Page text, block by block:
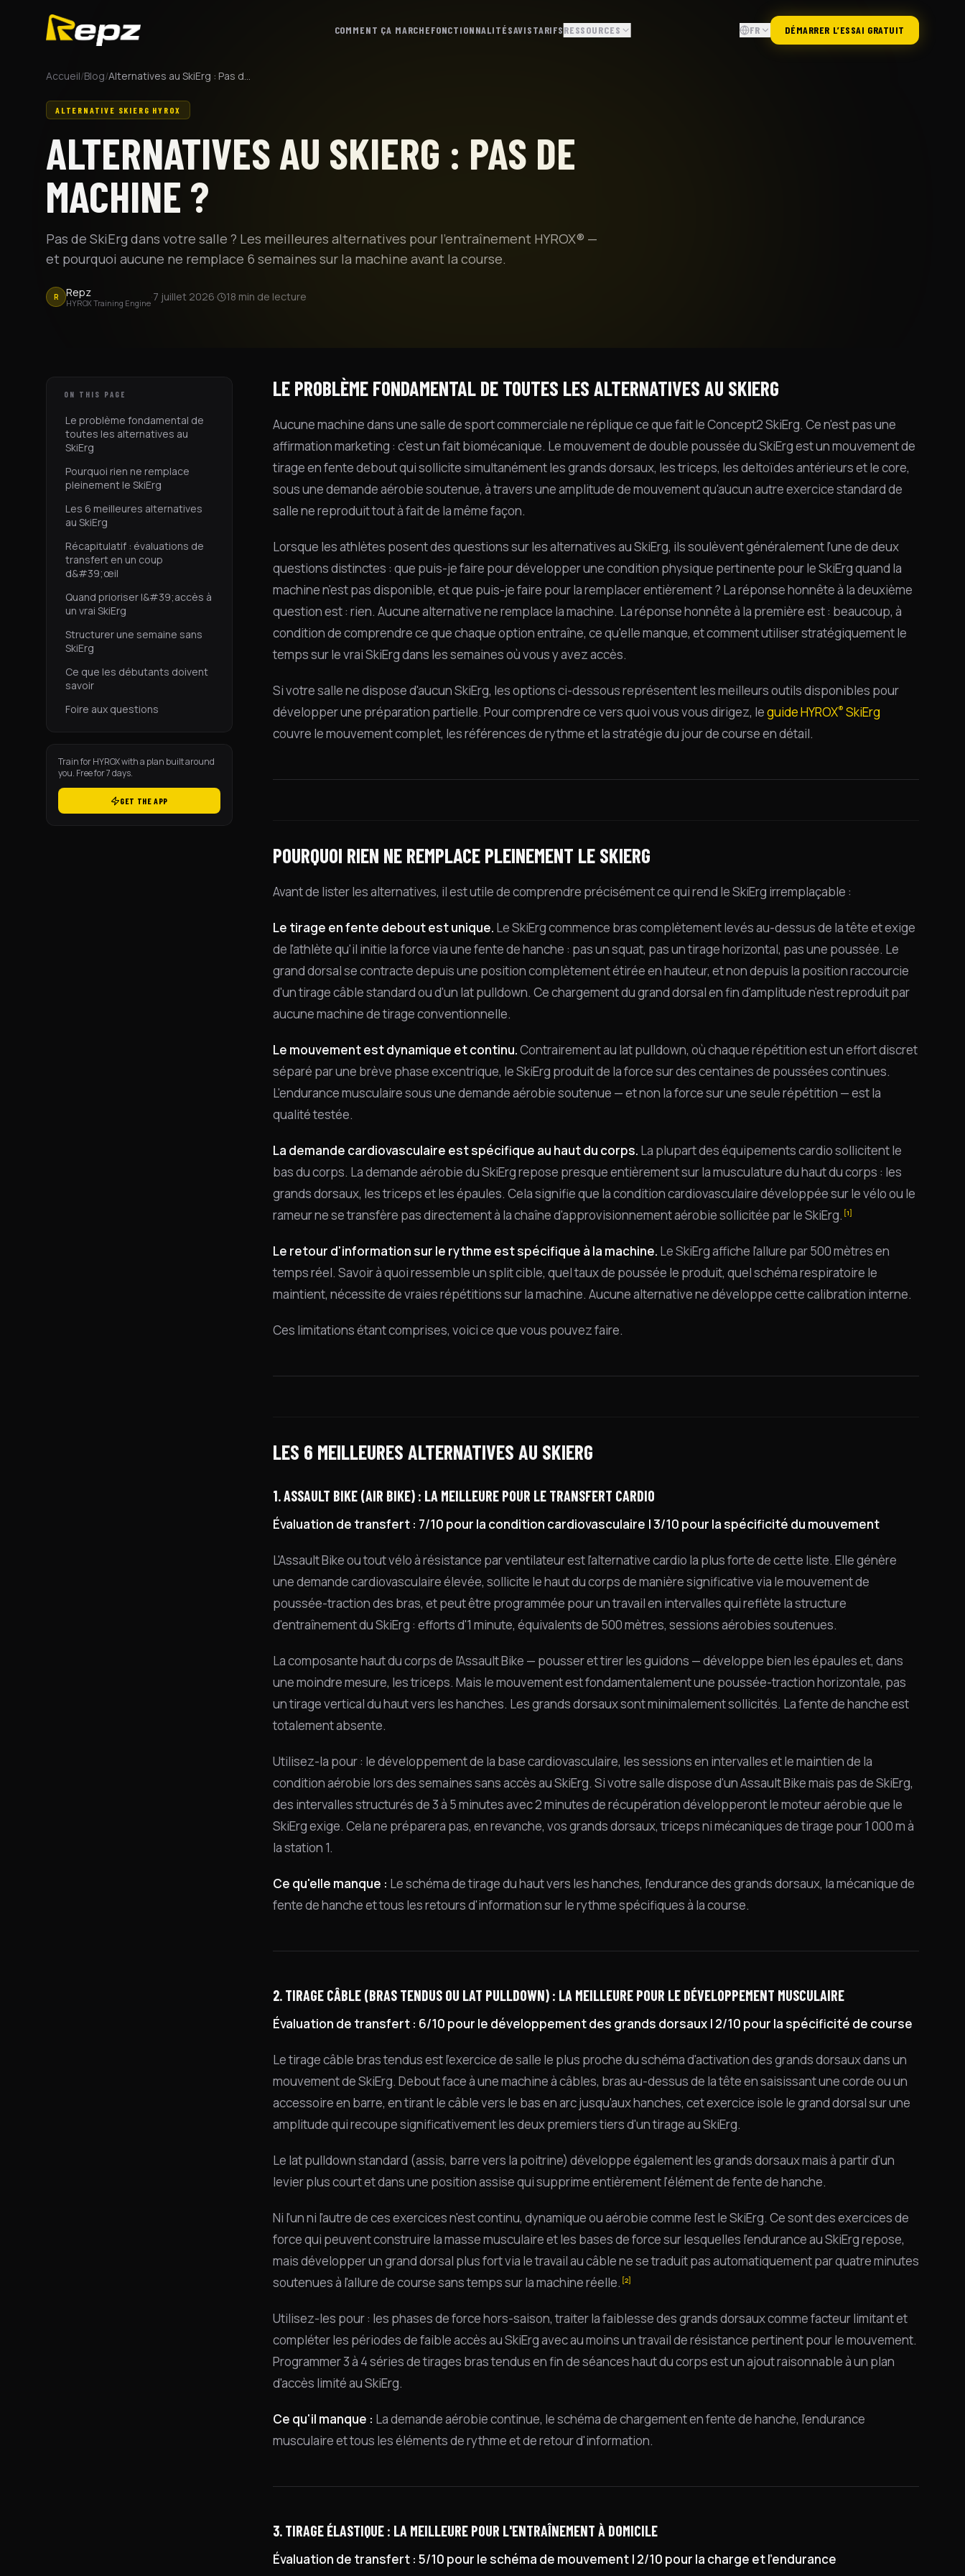
COMMENT ÇA MARCHEFONCTIONNALITÉSAVISTARIFSRESSOURCES FR DÉMARRER L’ESSAI GRATUIT
Accueil/Blog/ Alternatives au SkiErg : Pas de machine ?
ALTERNATIVE SKIERG HYROX
ALTERNATIVES AU SKIERG : PAS DE
MACHINE ?
Pas de SkiErg dans votre salle ? Les meilleures alternatives pour l'entraînement HYROX® —
et pourquoi aucune ne remplace 6 semaines sur la machine avant la course.
R Repz
HYROX Training Engine·7 juillet 2026· 18 min de lecture
ON THIS PAGE
Le problème fondamental de
toutes les alternatives au
SkiErg
Pourquoi rien ne remplace
pleinement le SkiErg
Les 6 meilleures alternatives
au SkiErg
Récapitulatif : évaluations de
transfert en un coup
d&#39;œil
Quand prioriser l&#39;accès à
un vrai SkiErg
Structurer une semaine sans
SkiErg
Ce que les débutants doivent
savoir
Foire aux questions
Train for HYROX with a plan built around
you. Free for 7 days.
GET THE APP
LE PROBLÈME FONDAMENTAL DE TOUTES LES ALTERNATIVES AU SKIERG
Aucune machine dans une salle de sport commerciale ne réplique ce que fait le Concept2 SkiErg. Ce n'est pas une
affirmation marketing : c'est un fait biomécanique. Le mouvement de double poussée du SkiErg est un mouvement de
tirage en fente debout qui sollicite simultanément les grands dorsaux, les triceps, les deltoïdes antérieurs et le core,
sous une demande aérobie soutenue, à travers une amplitude de mouvement qu'aucun autre exercice standard de
salle ne reproduit tout à fait de la même façon.
Lorsque les athlètes posent des questions sur les alternatives au SkiErg, ils soulèvent généralement l'une de deux
questions distinctes : que puis-je faire pour développer une condition physique pertinente pour le SkiErg quand la
machine n'est pas disponible, et que puis-je faire pour la remplacer entièrement ? La réponse honnête à la deuxième
question est : rien. Aucune alternative ne remplace la machine. La réponse honnête à la première est : beaucoup, à
condition de comprendre ce que chaque option entraîne, ce qu'elle manque, et comment utiliser stratégiquement le
temps sur le vrai SkiErg dans les semaines où vous y avez accès.
Si votre salle ne dispose d'aucun SkiErg, les options ci-dessous représentent les meilleurs outils disponibles pour
développer une préparation partielle. Pour comprendre ce vers quoi vous vous dirigez, leguide HYROX® SkiErg
couvre le mouvement complet, les références de rythme et la stratégie du jour de course en détail.
POURQUOI RIEN NE REMPLACE PLEINEMENT LE SKIERG
Avant de lister les alternatives, il est utile de comprendre précisément ce qui rend le SkiErg irremplaçable :
Le tirage en fente debout est unique. Le SkiErg commence bras complètement levés au-dessus de la tête et exige
de l'athlète qu'il initie la force via une fente de hanche : pas un squat, pas un tirage horizontal, pas une poussée. Le
grand dorsal se contracte depuis une position complètement étirée en hauteur, et non depuis la position raccourcie
d'un tirage câble standard ou d'un lat pulldown. Ce chargement du grand dorsal en fin d'amplitude n'est reproduit par
aucune machine de tirage conventionnelle.
Le mouvement est dynamique et continu.Contrairement au lat pulldown, où chaque répétition est un effort discret
séparé par une brève phase excentrique, le SkiErg produit de la force sur des centaines de poussées continues.
L'endurance musculaire sous une demande aérobie soutenue — et non la force sur une seule répétition — est la
qualité testée.
La demande cardiovasculaire est spécifique au haut du corps. La plupart des équipements cardio sollicitent le
bas du corps. La demande aérobie du SkiErg repose presque entièrement sur la musculature du haut du corps : les
grands dorsaux, les triceps et les épaules. Cela signifie que la condition cardiovasculaire développée sur le vélo ou le
rameur ne se transfère pas directement à la chaîne d'approvisionnement aérobie sollicitée par le SkiErg. [1]
Le retour d'information sur le rythme est spécifique à la machine. Le SkiErg affiche l'allure par 500 mètres en
temps réel. Savoir à quoi ressemble un split cible, quel taux de poussée le produit, quel schéma respiratoire le
maintient, nécessite de vraies répétitions sur la machine. Aucune alternative ne développe cette calibration interne.
Ces limitations étant comprises, voici ce que vous pouvez faire.
LES 6 MEILLEURES ALTERNATIVES AU SKIERG
1. ASSAULT BIKE (AIR BIKE) : LA MEILLEURE POUR LE TRANSFERT CARDIO
Évaluation de transfert : 7/10 pour la condition cardiovasculaire | 3/10 pour la spécificité du mouvement
L'Assault Bike ou tout vélo à résistance par ventilateur est l'alternative cardio la plus forte de cette liste. Elle génère
une demande cardiovasculaire élevée, sollicite le haut du corps de manière significative via le mouvement de
poussée-traction des bras, et peut être programmée pour un travail en intervalles qui reflète la structure
d'entraînement du SkiErg : efforts d'1 minute, équivalents de 500 mètres, sessions aérobies soutenues.
La composante haut du corps de l'Assault Bike — pousser et tirer les guidons — développe bien les épaules et, dans
une moindre mesure, les triceps. Mais le mouvement est fondamentalement une poussée-traction horizontale, pas
un tirage vertical du haut vers les hanches. Les grands dorsaux sont minimalement sollicités. La fente de hanche est
totalement absente.
Utilisez-la pour : le développement de la base cardiovasculaire, les sessions en intervalles et le maintien de la
condition aérobie lors des semaines sans accès au SkiErg. Si votre salle dispose d'un Assault Bike mais pas de SkiErg,
des intervalles structurés de 3 à 5 minutes avec 2 minutes de récupération développeront le moteur aérobie que le
SkiErg exige. Cela ne préparera pas, en revanche, vos grands dorsaux, triceps ni mécaniques de tirage pour 1 000 m à
la station 1.
Ce qu'elle manque : Le schéma de tirage du haut vers les hanches, l'endurance des grands dorsaux, la mécanique de
fente de hanche et tous les retours d'information sur le rythme spécifiques à la course.
2. TIRAGE CÂBLE (BRAS TENDUS OU LAT PULLDOWN) : LA MEILLEURE POUR LE DÉVELOPPEMENT MUSCULAIRE
Évaluation de transfert : 6/10 pour le développement des grands dorsaux | 2/10 pour la spécificité de course
Le tirage câble bras tendus est l'exercice de salle le plus proche du schéma d'activation des grands dorsaux dans un
mouvement de SkiErg. Debout face à une machine à câbles, bras au-dessus de la tête en saisissant une corde ou un
accessoire en barre, en tirant le câble vers le bas en arc jusqu'aux hanches, cet exercice isole le grand dorsal sur une
amplitude qui recoupe significativement les deux premiers tiers d'un tirage au SkiErg.
Le lat pulldown standard (assis, barre vers la poitrine) développe également les grands dorsaux mais à partir d'un
levier plus court et dans une position assise qui supprime entièrement l'élément de fente de hanche.
Ni l'un ni l'autre de ces exercices n'est continu, dynamique ou aérobie comme l'est le SkiErg. Ce sont des exercices de
force qui peuvent construire la masse musculaire et les bases de force sur lesquelles l'endurance au SkiErg repose,
mais développer un grand dorsal plus fort via le travail au câble ne se traduit pas automatiquement par quatre minutes
soutenues à l'allure de course sans temps sur la machine réelle. [2]
Utilisez-les pour : les phases de force hors-saison, traiter la faiblesse des grands dorsaux comme facteur limitant et
compléter les périodes de faible accès au SkiErg avec au moins un travail de résistance pertinent pour le mouvement.
Programmer 3 à 4 séries de tirages bras tendus en fin de séances haut du corps est un ajout raisonnable à un plan
d'accès limité au SkiErg.
Ce qu'il manque : La demande aérobie continue, le schéma de chargement en fente de hanche, l'endurance
musculaire et tous les éléments de rythme et de retour d'information.
3. TIRAGE ÉLASTIQUE : LA MEILLEURE POUR L'ENTRAÎNEMENT À DOMICILE
Évaluation de transfert : 5/10 pour le schéma de mouvement | 2/10 pour la charge et l'endurance